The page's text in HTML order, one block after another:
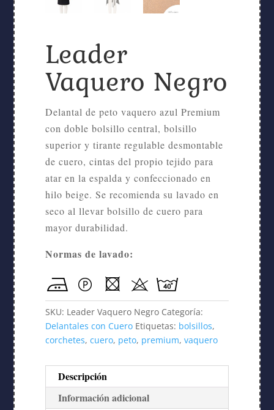
Leader
Vaquero Negro
Delantal de peto vaquero azul Premium
con doble bolsillo central, bolsillo
superior y tirante regulable desmontable
de cuero, cintas del propio tejido para
atar en la espalda y confeccionado en
hilo beige. Se recomienda su lavado en
seco al llevar bolsillo de cuero para
mayor durabilidad.
Normas de lavado:
SKU: Leader Vaquero Negro Categoría:
Delantales con Cuero Etiquetas: bolsillos,
corchetes, cuero, peto, premium, vaquero
Descripción
Información adicional